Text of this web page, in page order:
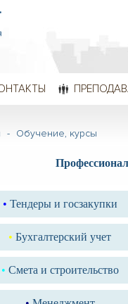
- Обучение, курсы
• Тендеры и госзакупки
• Бухгалтерский учет
• Смета и строительство